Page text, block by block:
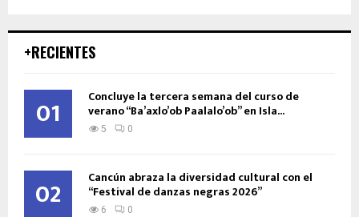
+RECIENTES
01 Concluye la tercera semana del curso de
verano “Ba’axlo’ob Paalalo’ob” en Isla...
5 0
02 Cancún abraza la diversidad cultural con el
“Festival de danzas negras 2026”
6 0